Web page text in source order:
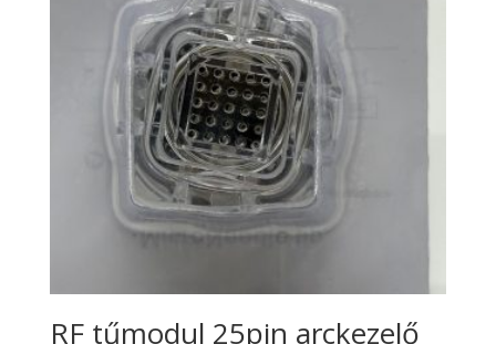
RF tűmodul 25pin arckezelő